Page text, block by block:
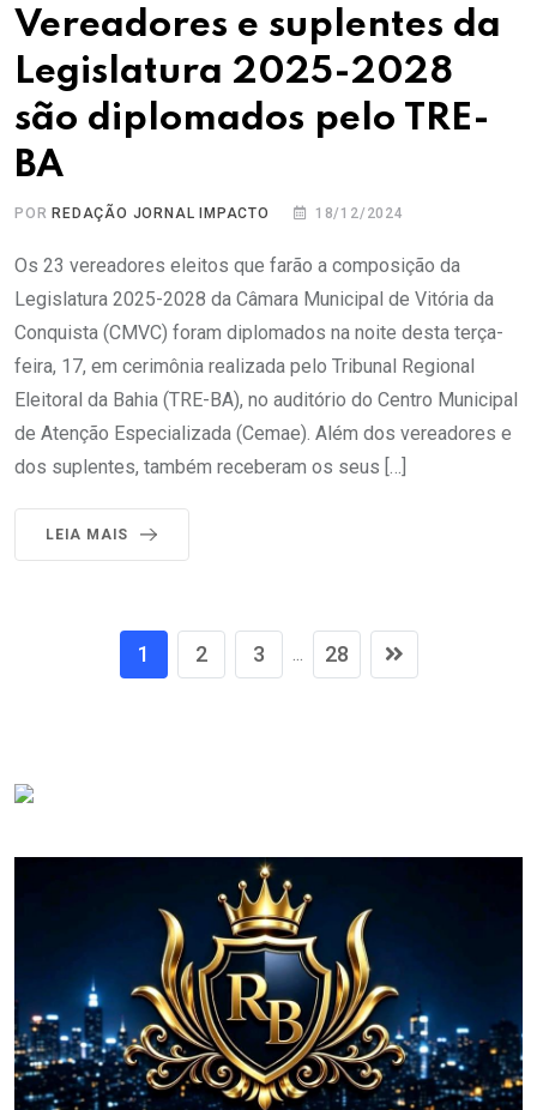
Vereadores e suplentes da
Legislatura 2025-2028
são diplomados pelo TRE-
BA
PORREDAÇÃO JORNAL IMPACTO 18/12/2024
Os 23 vereadores eleitos que farão a composição da
Legislatura 2025-2028 da Câmara Municipal de Vitória da
Conquista (CMVC) foram diplomados na noite desta terça-
feira, 17, em cerimônia realizada pelo Tribunal Regional
Eleitoral da Bahia (TRE-BA), no auditório do Centro Municipal
de Atenção Especializada (Cemae). Além dos vereadores e
dos suplentes, também receberam os seus […]
LEIA MAIS
1 2 3 28